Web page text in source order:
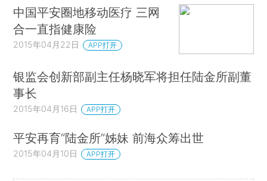
中国平安圈地移动医疗 三网
合一直指健康险
2015年04月22日 APP打开
银监会创新部副主任杨晓军将担任陆金所副董
事长
2015年04月16日 APP打开
平安再育“陆金所”姊妹 前海众筹出世
2015年04月10日 APP打开